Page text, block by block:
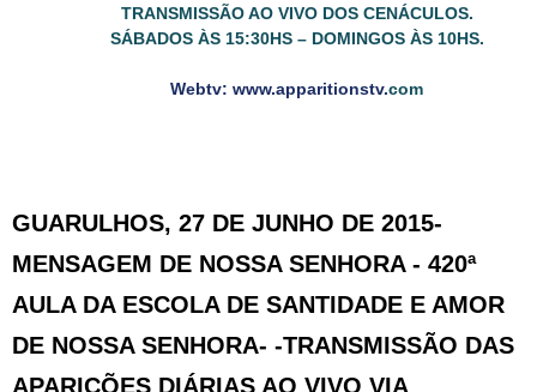
TRANSMISSÃO AO VIVO DOS CENÁCULOS.
SÁBADOS ÀS 15:30HS – DOMINGOS ÀS 10HS.
Webtv: www.apparitionstv.com
GUARULHOS, 27 DE JUNHO DE 2015-
MENSAGEM DE NOSSA SENHORA - 420ª
AULA DA ESCOLA DE SANTIDADE E AMOR
DE NOSSA SENHORA- -TRANSMISSÃO DAS
APARIÇÕES DIÁRIAS AO VIVO VIA